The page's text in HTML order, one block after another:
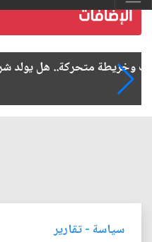
حتمية حصر
سياسة-تقارير